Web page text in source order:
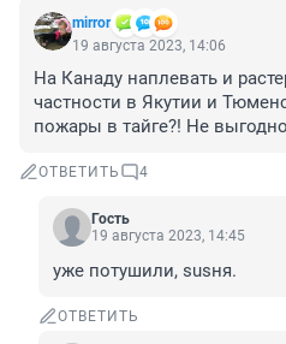
mirror
19 августа 2023, 14:06
На Канаду наплевать и
частности в Якутии и
пожары в тайге?! Не
ОТВЕТИТЬ 4
Гость
19 августа 2023, 14:45
уже потушили, susня.
ОТВЕТИТЬ